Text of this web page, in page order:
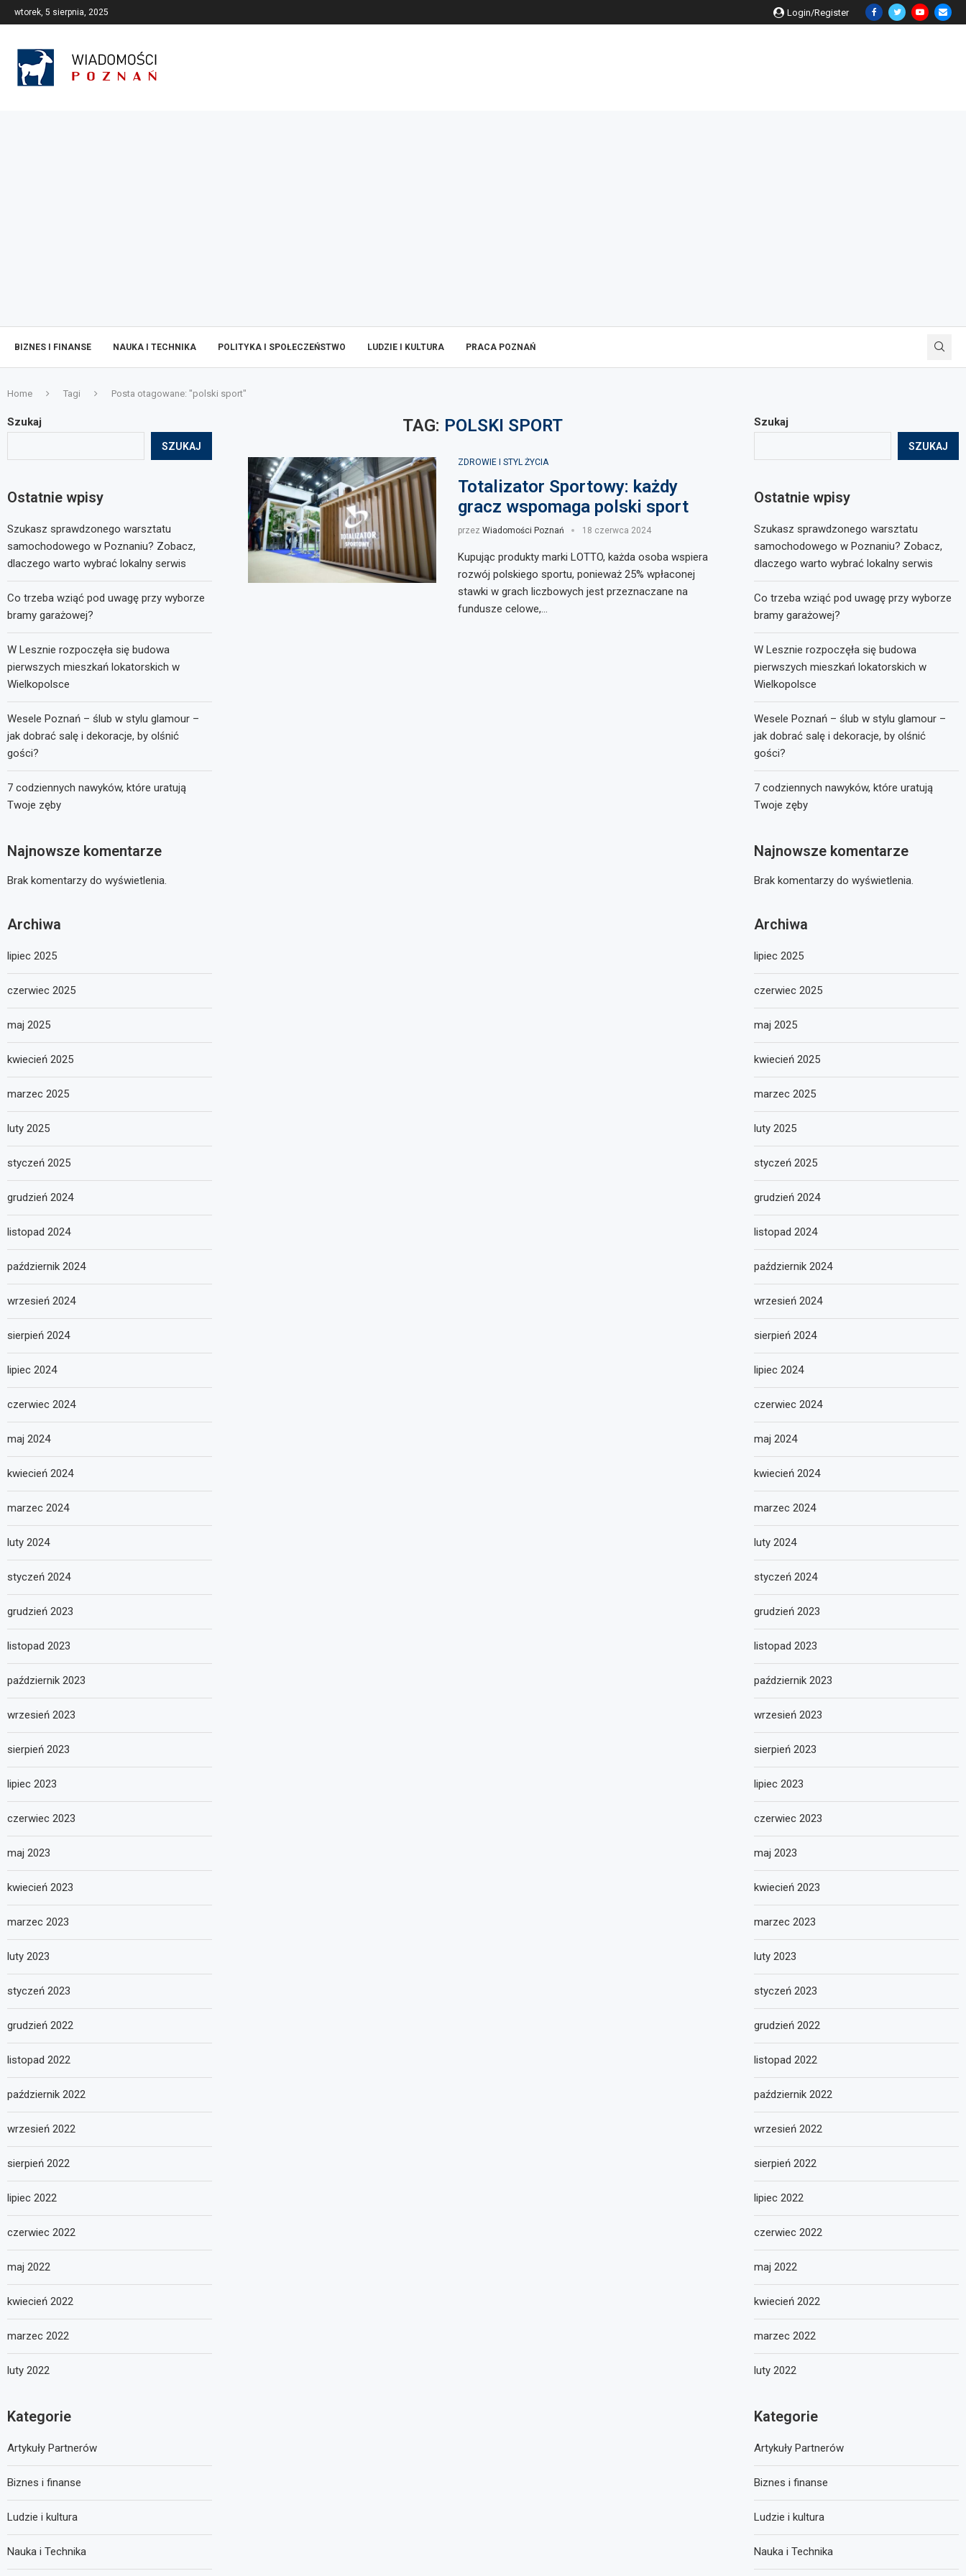
wtorek, 5 sierpnia, 2025 Login/Register
BIZNES I FINANSE NAUKA I TECHNIKA POLITYKA I SPOŁECZEŃSTWO LUDZIE I KULTURA PRACA POZNAŃ
Home Tagi Posta otagowane: "polski sport"
TAG: POLSKI SPORT
ZDROWIE I STYL ŻYCIA
Totalizator Sportowy: każdy
gracz wspomaga polski sport
przez Wiadomości Poznań 18 czerwca 2024
Kupując produkty marki LOTTO, każda osoba wspiera
rozwój polskiego sportu, ponieważ 25% wpłaconej
stawki w grach liczbowych jest przeznaczane na
fundusze celowe,…
Szukaj
SZUKAJ
Ostatnie wpisy
Szukasz sprawdzonego warsztatu
samochodowego w Poznaniu? Zobacz,
dlaczego warto wybrać lokalny serwis
Co trzeba wziąć pod uwagę przy wyborze
bramy garażowej?
W Lesznie rozpoczęła się budowa
pierwszych mieszkań lokatorskich w
Wielkopolsce
Wesele Poznań – ślub w stylu glamour –
jak dobrać salę i dekoracje, by olśnić
gości?
7 codziennych nawyków, które uratują
Twoje zęby
Najnowsze komentarze
Brak komentarzy do wyświetlenia.
Archiwa
lipiec 2025
czerwiec 2025
maj 2025
kwiecień 2025
marzec 2025
luty 2025
styczeń 2025
grudzień 2024
listopad 2024
październik 2024
wrzesień 2024
sierpień 2024
lipiec 2024
czerwiec 2024
maj 2024
kwiecień 2024
marzec 2024
luty 2024
styczeń 2024
grudzień 2023
listopad 2023
październik 2023
wrzesień 2023
sierpień 2023
lipiec 2023
czerwiec 2023
maj 2023
kwiecień 2023
marzec 2023
luty 2023
styczeń 2023
grudzień 2022
listopad 2022
październik 2022
wrzesień 2022
sierpień 2022
lipiec 2022
czerwiec 2022
maj 2022
kwiecień 2022
marzec 2022
luty 2022
Kategorie
Artykuły Partnerów
Biznes i finanse
Ludzie i kultura
Nauka i Technika
Szukaj
SZUKAJ
Ostatnie wpisy
Szukasz sprawdzonego warsztatu
samochodowego w Poznaniu? Zobacz,
dlaczego warto wybrać lokalny serwis
Co trzeba wziąć pod uwagę przy wyborze
bramy garażowej?
W Lesznie rozpoczęła się budowa
pierwszych mieszkań lokatorskich w
Wielkopolsce
Wesele Poznań – ślub w stylu glamour –
jak dobrać salę i dekoracje, by olśnić
gości?
7 codziennych nawyków, które uratują
Twoje zęby
Najnowsze komentarze
Brak komentarzy do wyświetlenia.
Archiwa
lipiec 2025
czerwiec 2025
maj 2025
kwiecień 2025
marzec 2025
luty 2025
styczeń 2025
grudzień 2024
listopad 2024
październik 2024
wrzesień 2024
sierpień 2024
lipiec 2024
czerwiec 2024
maj 2024
kwiecień 2024
marzec 2024
luty 2024
styczeń 2024
grudzień 2023
listopad 2023
październik 2023
wrzesień 2023
sierpień 2023
lipiec 2023
czerwiec 2023
maj 2023
kwiecień 2023
marzec 2023
luty 2023
styczeń 2023
grudzień 2022
listopad 2022
październik 2022
wrzesień 2022
sierpień 2022
lipiec 2022
czerwiec 2022
maj 2022
kwiecień 2022
marzec 2022
luty 2022
Kategorie
Artykuły Partnerów
Biznes i finanse
Ludzie i kultura
Nauka i Technika